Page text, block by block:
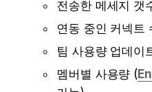
전송한 메세지 갯
연동 중인 커넥트
팀 사용량 업데이
멤버별 사용량 (